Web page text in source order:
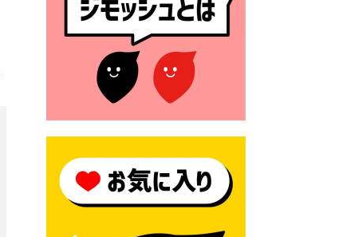
2026年6月23日 公告一覧（市
内業者対象）を更新しまし
2026年6月23日 （一財）豊前
市佐野・則尾育英会奨学生募
2026年6月18日 セアカゴケグ
モにご注意ください！